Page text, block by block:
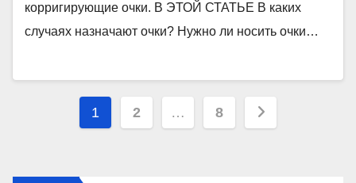
корригирующие очки. В ЭТОЙ СТАТЬЕ В каких
случаях назначают очки? Нужно ли носить очки…
Пагинация
1 2 … 8